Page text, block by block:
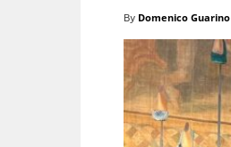
By Domenico Guarino